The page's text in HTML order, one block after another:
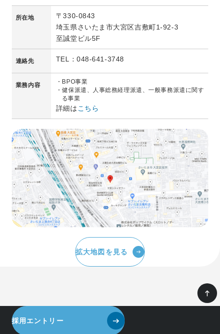
所在地
〒330-0843
埼玉県さいたま市大宮区吉敷町1-92-3
至誠堂ビル5F
連絡先 TEL：048-641-3748
業務内容
・BPO事業
・健保派遣、人事総務経理派遣、一般事務派遣に関す
る事業
詳細はこちら
拡大地図を見る
採用エントリー